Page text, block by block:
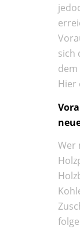
sich
Hier
Wer